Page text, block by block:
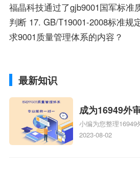
福晶科技通过了gjb9001国军标准
求9001质量管理体系的内容？
最新知识
成为16949外
16949
小编为您整理16949
能成为注册的
2023-08-02